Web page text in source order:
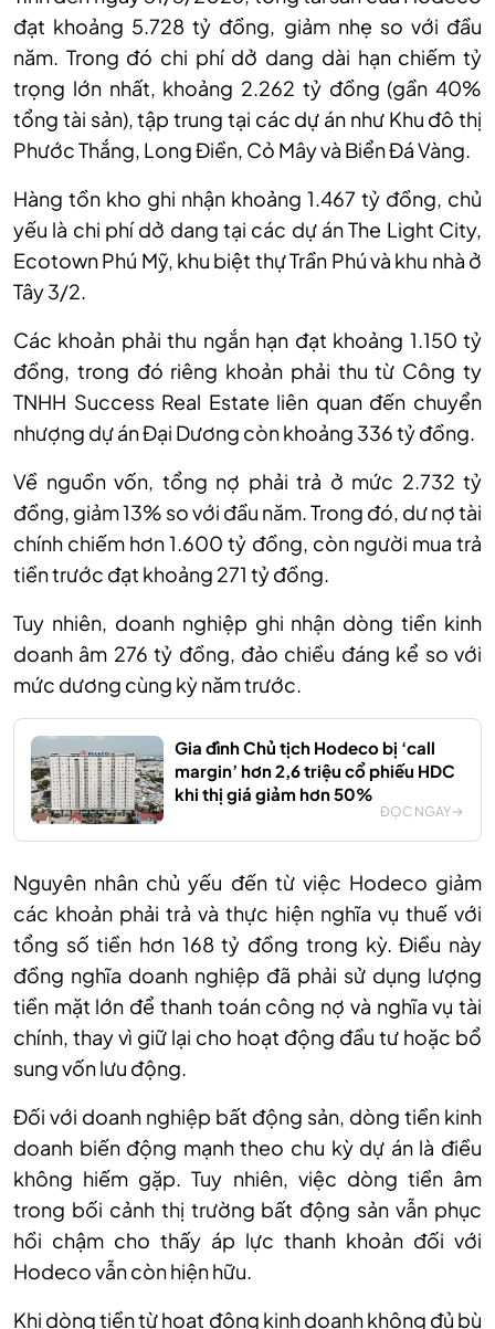
đạt khoảng 5.728 tỷ đồng, giảm nhẹ so với đầu
năm. Trong đó chi phí dở dang dài hạn chiếm tỷ
trọng lớn nhất, khoảng 2.262 tỷ đồng (gần 40%
tổng tài sản), tập trung tại các dự án như Khu đô thị
Phước Thắng, Long Điền, Cỏ Mây và Biển Đá Vàng.
Hàng tồn kho ghi nhận khoảng 1.467 tỷ đồng, chủ
yếu là chi phí dở dang tại các dự án The Light City,
Ecotown Phú Mỹ, khu biệt thự Trần Phú và khu nhà ở
Tây 3/2.
Các khoản phải thu ngắn hạn đạt khoảng 1.150 tỷ
đồng, trong đó riêng khoản phải thu từ Công ty
TNHH Success Real Estate liên quan đến chuyển
nhượng dự án Đại Dương còn khoảng 336 tỷ đồng.
Về nguồn vốn, tổng nợ phải trả ở mức 2.732 tỷ
đồng, giảm 13% so với đầu năm. Trong đó, dư nợ tài
chính chiếm hơn 1.600 tỷ đồng, còn người mua trả
tiền trước đạt khoảng 271 tỷ đồng.
Tuy nhiên, doanh nghiệp ghi nhận dòng tiền kinh
doanh âm 276 tỷ đồng, đảo chiều đáng kể so với
mức dương cùng kỳ năm trước.
Gia đình Chủ tịch Hodeco bị ‘call
margin’ hơn 2,6 triệu cổ phiếu HDC
khi thị giá giảm hơn 50%
ĐỌC NGAY
Nguyên nhân chủ yếu đến từ việc Hodeco giảm
các khoản phải trả và thực hiện nghĩa vụ thuế với
tổng số tiền hơn 168 tỷ đồng trong kỳ. Điều này
đồng nghĩa doanh nghiệp đã phải sử dụng lượng
tiền mặt lớn để thanh toán công nợ và nghĩa vụ tài
chính, thay vì giữ lại cho hoạt động đầu tư hoặc bổ
sung vốn lưu động.
Đối với doanh nghiệp bất động sản, dòng tiền kinh
doanh biến động mạnh theo chu kỳ dự án là điều
không hiếm gặp. Tuy nhiên, việc dòng tiền âm
trong bối cảnh thị trường bất động sản vẫn phục
hồi chậm cho thấy áp lực thanh khoản đối với
Hodeco vẫn còn hiện hữu.
Khi dòng tiền từ hoạt động kinh doanh không đủ bù